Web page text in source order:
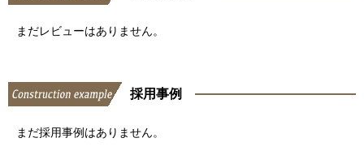
まだレビューはありません。
採用事例
まだ採用事例はありません。